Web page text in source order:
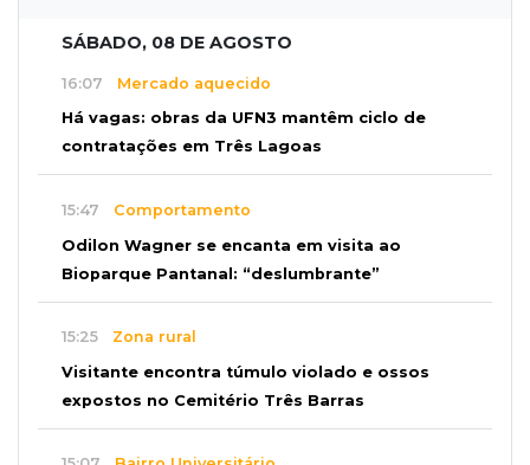
SÁBADO, 08 DE AGOSTO
16:07 Mercado aquecido
Há vagas: obras da UFN3 mantêm ciclo de
contratações em Três Lagoas
15:47 Comportamento
Odilon Wagner se encanta em visita ao
Bioparque Pantanal: “deslumbrante”
15:25 Zona rural
Visitante encontra túmulo violado e ossos
expostos no Cemitério Três Barras